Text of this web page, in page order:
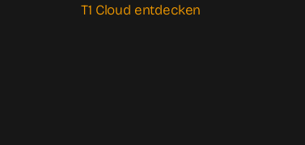
T1 Cloud entdecken